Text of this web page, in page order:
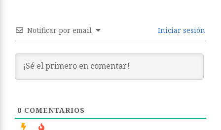
Notificar por email Iniciar sesión
0 COMENTARIOS